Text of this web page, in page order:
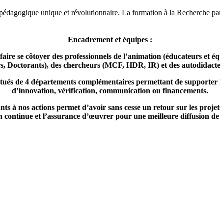
unique et révolutionnaire. La formation à la Recherche
Encadrement et équipes :
se côtoyer des professionnels de l’animation (éducateurs et
Doctorants), des chercheurs (MCF, HDR, IR) et des
de 4 départements complémentaires permettant de
d’innovation, vérification, communication ou financements.
à nos actions permet d’avoir sans cesse un retour sur les
et l’assurance d’œuvrer pour une meilleure diffusion